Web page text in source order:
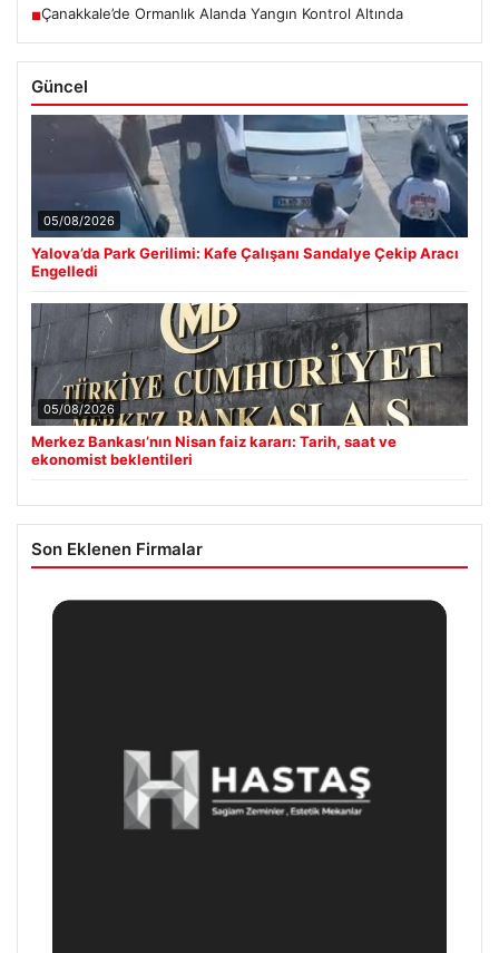
■Çanakkale’de Ormanlık Alanda Yangın Kontrol Altında
Güncel
05/08/2026
Yalova’da Park Gerilimi: Kafe Çalışanı Sandalye Çekip Aracı
Engelledi
05/08/2026
Merkez Bankası’nın Nisan faiz kararı: Tarih, saat ve
ekonomist beklentileri
Son Eklenen Firmalar